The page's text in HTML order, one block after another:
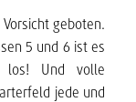
geboten.
5 und 6 ist es
Und volle
jede und